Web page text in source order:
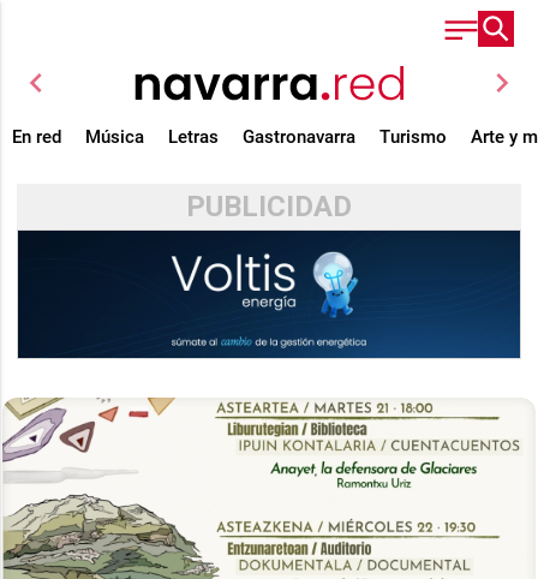
chevron_left chevron_right
En red Música Letras Gastronavarra Turismo Arte y
PUBLICIDAD